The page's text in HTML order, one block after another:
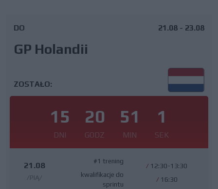
DO
GP Holandii
21.08 - 23.08
ZOSTAŁO:
15
DNI
20
GODZ
51
MIN
1
SEK
21.08
/PIĄ/
#1 trening
kwalifikacje do
sprintu
/ 12:30-13:30
/ 16:30